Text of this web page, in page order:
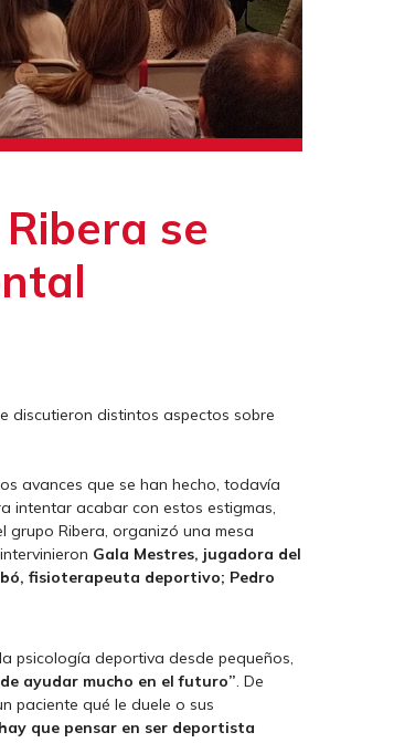
se
discutieron distintos aspectos sobre
avances que se han hecho, todavía
intentar acabar con estos estigmas,
grupo Ribera, organizó una mesa
Gala Mestres, jugadora del
fisioterapeuta deportivo; Pedro
psicología deportiva desde pequeños,
ayudar mucho en el futuro”. De
paciente qué le duele o sus
que pensar en ser deportista